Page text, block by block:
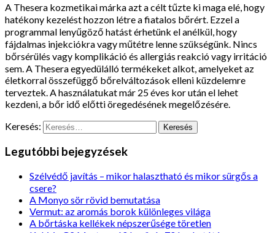
A Thesera kozmetikai márka azt a célt tűzte ki maga elé, hogy
hatékony kezelést hozzon létre a fiatalos bőrért. Ezzel a
programmal lenyűgöző hatást érhetünk el anélkül, hogy
fájdalmas injekciókra vagy műtétre lenne szükségünk. Nincs
bőrsérülés vagy komplikáció és allergiás reakció vagy irritáció
sem. A Thesera egyedülálló termékeket alkot, amelyeket az
életkorral összefüggő bőrelváltozások elleni küzdelemre
terveztek. A használatukat már 25 éves kor után el lehet
kezdeni, a bőr idő előtti öregedésének megelőzésére.
Keresés:
Legutóbbi bejegyzések
Szélvédő javítás – mikor halasztható és mikor sürgős a
csere?
A Monyo sör rövid bemutatása
Vermut: az aromás borok különleges világa
A bőrtáska kellékek népszerűsége töretlen